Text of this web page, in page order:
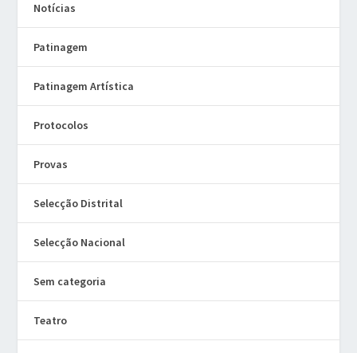
Notícias
Patinagem
Patinagem Artística
Protocolos
Provas
Selecção Distrital
Selecção Nacional
Sem categoria
Teatro